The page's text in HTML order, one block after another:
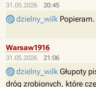
31.05.2026 20:45
dzielny_wilk Popieram.
31.05.2026 21:06
Warsaw1916
dzielny_wilk Głupoty
dróg zrobionych, które